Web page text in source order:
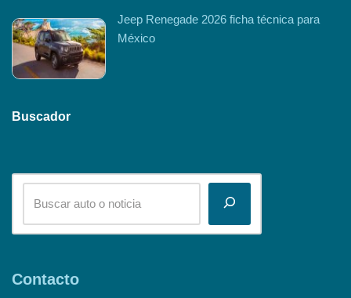
Jeep Renegade 2026 ficha técnica para
México
Buscador
Contacto